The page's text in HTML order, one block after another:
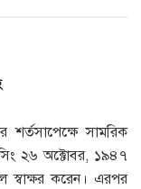
সামরিক
২৬ অক্টোবর, ১৯৪৭
স্বাক্ষর করেন। এরপর